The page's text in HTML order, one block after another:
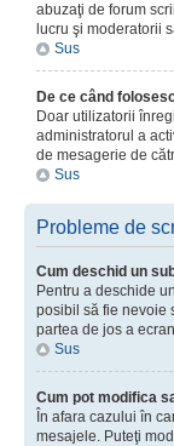
abuzaţi de forum
lucru şi moderatorii
Sus
De ce când
Doar utilizatorii
administratorul a
de mesagerie de
Sus
Probleme de
Cum deschid un
Pentru a deschide
posibil să fie nevoie
partea de jos a
Sus
Cum pot modifica
În afara cazului în
mesajele. Puteţi